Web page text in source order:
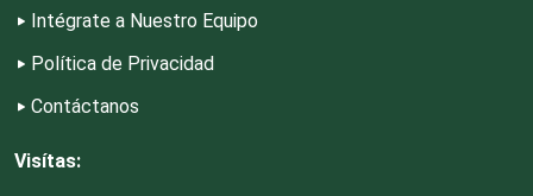
Intégrate a Nuestro Equipo
Política de Privacidad
Contáctanos
Visítas: